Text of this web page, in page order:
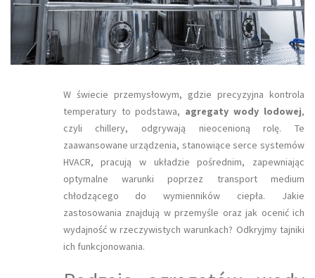
​W świecie przemysłowym, gdzie precyzyjna kontrola
temperatury to podstawa, agregaty wody lodowej,
czyli chillery, odgrywają nieocenioną rolę. Te
zaawansowane urządzenia, stanowiące serce systemów
HVACR, pracują w układzie pośrednim, zapewniając
optymalne warunki poprzez transport medium
chłodzącego do wymienników ciepła. Jakie
zastosowania znajdują w przemyśle oraz jak ocenić ich
wydajność w rzeczywistych warunkach? Odkryjmy tajniki
ich funkcjonowania.